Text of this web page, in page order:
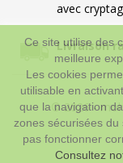
Ce site utilise des
meilleure
Les cookies
utilisable en
que la navigation
zones sécurisées
pas fonctionner
Consultez
avec
Livraison
© 2026 -